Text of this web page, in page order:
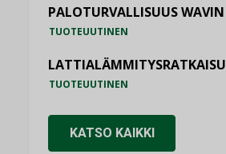
PALOTURVALLISUUS WAVIN
TUOTEUUTINEN
TUOTEUUTINEN
KATSO KAIKKI